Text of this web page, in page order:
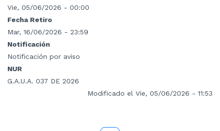
Vie, 05/06/2026 - 00:00
Fecha Retiro
Mar, 16/06/2026 - 23:59
Notificación
Notificación por aviso
NUR
G.A.U.A. 037 DE 2026
Modificado el Vie, 05/06/2026 - 11:53